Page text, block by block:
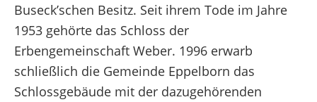
Buseck’schen Besitz. Seit ihrem Tode im Jahre
1953 gehörte das Schloss der
Erbengemeinschaft Weber. 1996 erwarb
schließlich die Gemeinde Eppelborn das
Schlossgebäude mit der dazugehörenden